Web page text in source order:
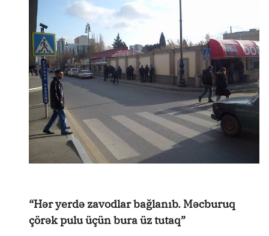
“Hər yerdə zavodlar bağlanıb. Məcburuq
çörək pulu üçün bura üz tutaq”